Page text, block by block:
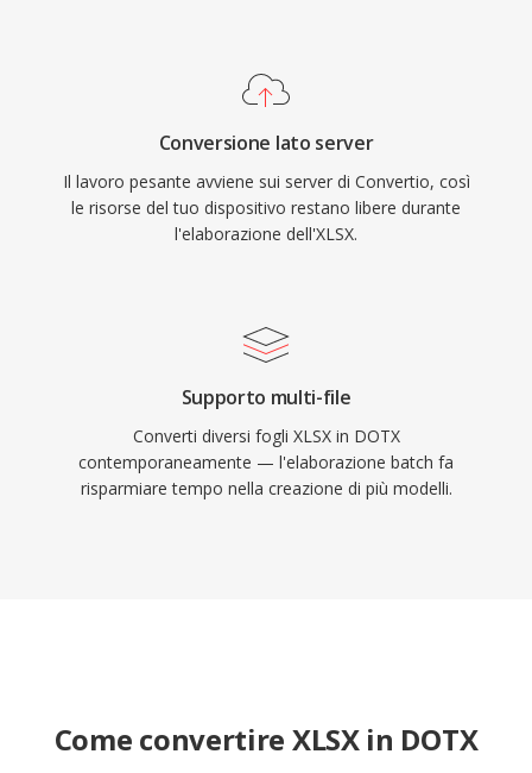
Conversione lato server
Il lavoro pesante avviene sui server di Convertio, così
le risorse del tuo dispositivo restano libere durante
l'elaborazione dell'XLSX.
Supporto multi-file
Converti diversi fogli XLSX in DOTX
contemporaneamente — l'elaborazione batch fa
risparmiare tempo nella creazione di più modelli.
Come convertire XLSX in DOTX